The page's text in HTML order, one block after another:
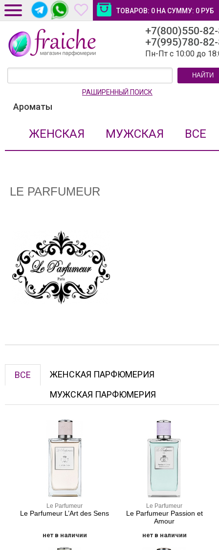
ТОВАРОВ: 0 НА СУММУ: 0 РУБ
ДОСТАВКА И ОПЛАТА
НОВОСТИ И СТАТЬИ
+7(800)550-
+7(995)780-
Пн-Пт с 10:00 до
НАЙТИ
РАШИРЕННЫЙ ПОИСК
Ароматы
ЖЕНСКАЯ МУЖСКАЯ ВСЕ
LE PARFUMEUR
ВСЕ
ЖЕНСКАЯ ПАРФЮМЕРИЯ
МУЖСКАЯ ПАРФЮМЕРИЯ
Le Parfumeur
Le Parfumeur L’Art des Sens
нет в наличии
Le Parfumeur
Le Parfumeur Passion et
Amour
нет в наличии